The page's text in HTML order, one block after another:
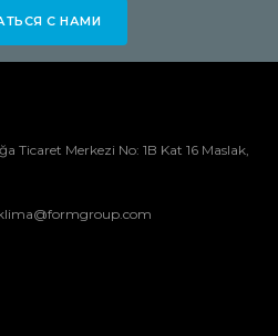
С НАМИ
Ticaret Merkezi No: 1B Kat 16 Maslak,